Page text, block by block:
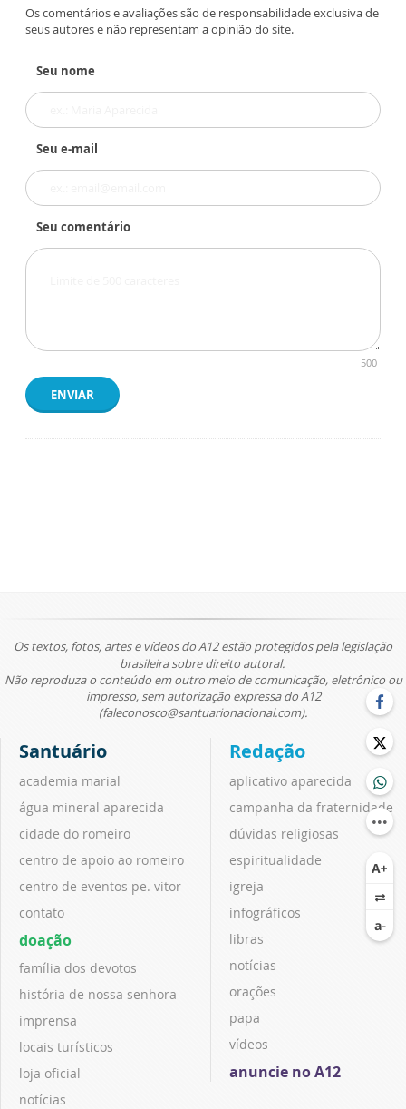
Os comentários e avaliações são de responsabilidade exclusiva de
seus autores e não representam a opinião do site.
Seu nome
Seu e-mail
Seu comentário
500
ENVIAR
Os textos, fotos, artes e vídeos do A12 estão protegidos pela legislação
brasileira sobre direito autoral.
Não reproduza o conteúdo em outro meio de comunicação, eletrônico ou
impresso, sem autorização expressa do A12
(faleconosco@santuarionacional.com).
Santuário
academia marial
água mineral aparecida
cidade do romeiro
centro de apoio ao romeiro
centro de eventos pe. vitor
contato
doação
família dos devotos
história de nossa senhora
imprensa
locais turísticos
loja oficial
notícias
Redação
aplicativo aparecida
campanha da fraternidade
dúvidas religiosas
espiritualidade
igreja
infográficos
libras
notícias
orações
papa
vídeos
anuncie no A12